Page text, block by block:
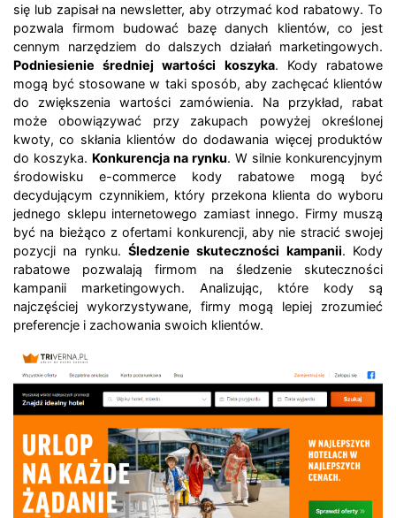
się lub zapisał na newsletter, aby otrzymać kod rabatowy. To
pozwala firmom budować bazę danych klientów, co jest
cennym narzędziem do dalszych działań marketingowych.
Podniesienie średniej wartości koszyka. Kody rabatowe
mogą być stosowane w taki sposób, aby zachęcać klientów
do zwiększenia wartości zamówienia. Na przykład, rabat
może obowiązywać przy zakupach powyżej określonej
kwoty, co skłania klientów do dodawania więcej produktów
do koszyka. Konkurencja na rynku. W silnie konkurencyjnym
środowisku e-commerce kody rabatowe mogą być
decydującym czynnikiem, który przekona klienta do wyboru
jednego sklepu internetowego zamiast innego. Firmy muszą
być na bieżąco z ofertami konkurencji, aby nie stracić swojej
pozycji na rynku. Śledzenie skuteczności kampanii. Kody
rabatowe pozwalają firmom na śledzenie skuteczności
kampanii marketingowych. Analizując, które kody są
najczęściej wykorzystywane, firmy mogą lepiej zrozumieć
preferencje i zachowania swoich klientów.